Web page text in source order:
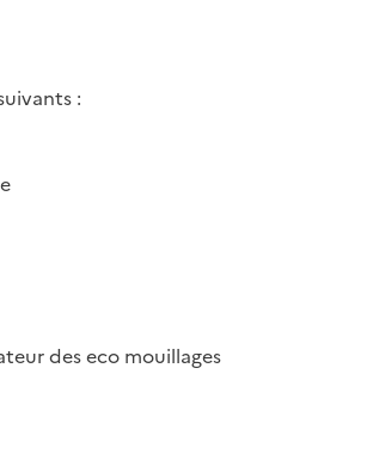
:
des eco mouillages